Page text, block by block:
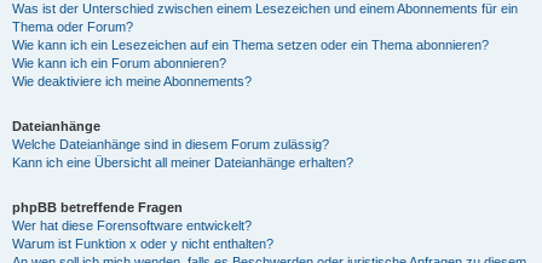
Was ist der Unterschied zwischen einem Lesezeichen und einem Abonnements für ein
Thema oder Forum?
Wie kann ich ein Lesezeichen auf ein Thema setzen oder ein Thema abonnieren?
Wie kann ich ein Forum abonnieren?
Wie deaktiviere ich meine Abonnements?
Dateianhänge
Welche Dateianhänge sind in diesem Forum zulässig?
Kann ich eine Übersicht all meiner Dateianhänge erhalten?
phpBB betreffende Fragen
Wer hat diese Forensoftware entwickelt?
Warum ist Funktion x oder y nicht enthalten?